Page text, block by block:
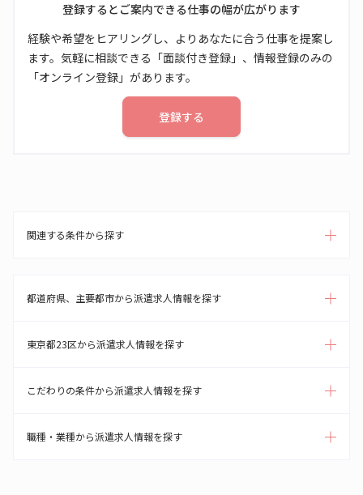
登録するとご案内できる仕事の幅が広がります
経験や希望をヒアリングし、よりあなたに合う仕事を提案し
ます。気軽に相談できる「面談付き登録」、情報登録のみの
「オンライン登録」があります。
登録する
関連する条件から探す
都道府県、主要都市から派遣求人情報を探す
東京都23区から派遣求人情報を探す
こだわりの条件から派遣求人情報を探す
職種・業種から派遣求人情報を探す